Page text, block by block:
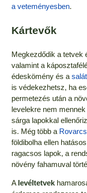
a veteményesben.
Kártevők
Megkezdődik a tetvek
valamint a
édeskömény és a
is védekezhetsz, ha
permetezés után a
levelekre nem
sárga lapokkal
is. Még több a
földibolha ellen
ragacsos lapok, a
növény fahamuval
A levéltetvek